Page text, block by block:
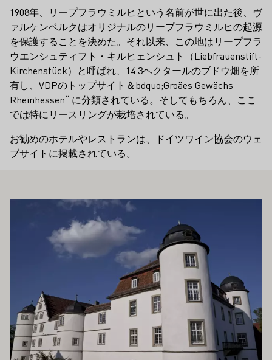
1908年、リープフラウミルヒという名前が世に出た後、ヴ
ァルケンベルクはオリジナルのリープフラウミルヒの起源
を保護することを決めた。それ以来、この地はリープフラ
ウエンシュティフト・キルヒェンシュト（Liebfrauenstift-
Kirchenstück）と呼ばれ、14.3ヘクタールのブドウ畑を所
有し、VDPのトップサイト＆bdquo;Groäes Gewächs
Rheinhessen“ に分類されている。そしてもちろん、ここ
では特にリースリングが栽培されている。
お勧めのホテルやレストランは、ドイツワイン協会のウェ
ブサイトに掲載されている。
お勧めです
もっと詳しく